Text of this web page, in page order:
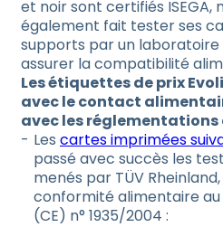
et noir sont certifiés ISEGA,
également fait tester ses
supports par un
assurer la compatibilité
Les étiquettes de prix
avec le contact
avec les réglementations
Les cartes imprimées
passé avec succès les
menés par TÜV
conformité alimentaire
(CE) n° 1935/2004 :